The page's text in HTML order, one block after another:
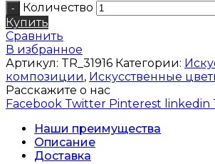
Количество
Купить
Сравнить
В избранное
Артикул: TR_31916 Категории:
композиции, Искусственные
Расскажите о нас
Facebook Twitter Pinterest linkedin
Наши преимущества
Описание
Доставка